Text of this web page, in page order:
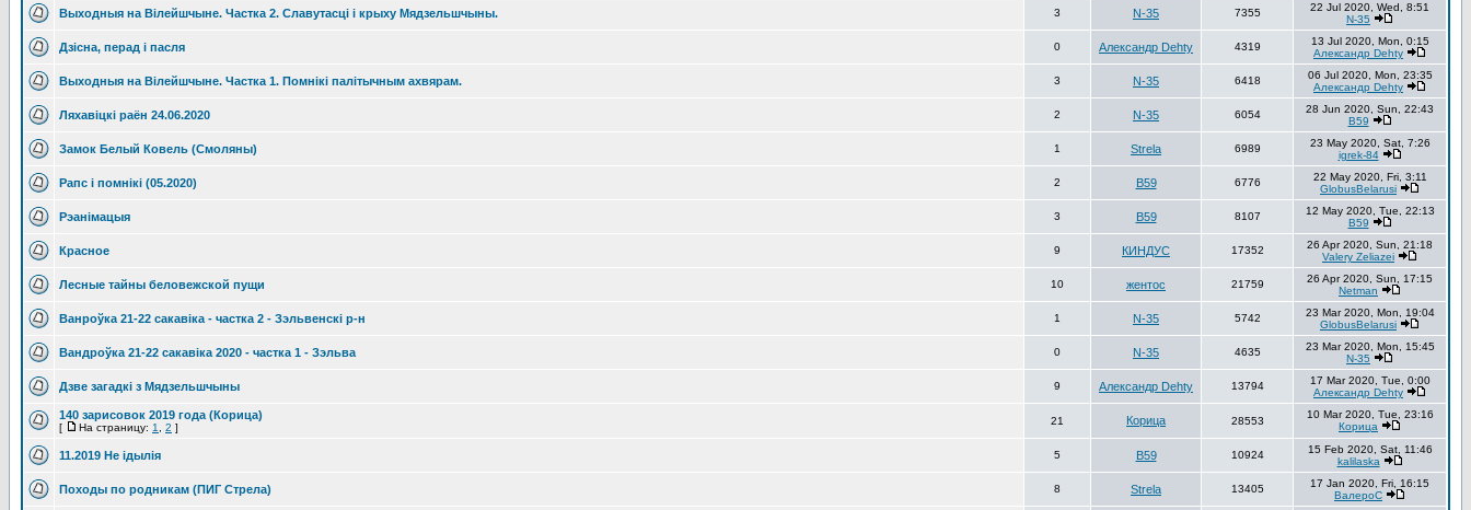
Выходныя на Вілейшчыне. Частка 2. Славутасці і крыху Мядзельшчыны. 3 N-35 7355
22 Jul 2020, Wed, 8:51
N-35
Дзісна, перад і пасля 0 Александр Dehty 4319
13 Jul 2020, Mon, 0:15
Александр Dehty
Выходныя на Вілейшчыне. Частка 1. Помнікі палітычным ахвярам. 3 N-35 6418
06 Jul 2020, Mon, 23:35
Александр Dehty
Ляхавіцкі раён 24.06.2020 2 N-35 6054
28 Jun 2020, Sun, 22:43
В59
Замок Белый Ковель (Смоляны) 1 Strela 6989
23 May 2020, Sat, 7:26
igrek-84
Рапс і помнікі (05.2020) 2 В59 6776
22 May 2020, Fri, 3:11
GlobusBelarusi
Рэанімацыя 3 В59 8107
12 May 2020, Tue, 22:13
В59
Красное 9 КИНДУС 17352
26 Apr 2020, Sun, 21:18
Valery Zeliazei
Лесные тайны беловежской пущи 10 жентос 21759
26 Apr 2020, Sun, 17:15
Netman
Ванроўка 21-22 сакавіка - частка 2 - Зэльвенскі р-н 1 N-35 5742
23 Mar 2020, Mon, 19:04
GlobusBelarusi
Вандроўка 21-22 сакавіка 2020 - частка 1 - Зэльва 0 N-35 4635
23 Mar 2020, Mon, 15:45
N-35
Дзве загадкі з Мядзельшчыны 9 Александр Dehty 13794
17 Mar 2020, Tue, 0:00
Александр Dehty
140 зарисовок 2019 года (Корица)
[ На страницу: 1 2 ]
21 Корица 28553
10 Mar 2020, Tue, 23:16
Корица
11.2019 Не ідылія 5 В59 10924
15 Feb 2020, Sat, 11:46
kalilaska
Походы по родникам (ПИГ Стрела) 8 Strela 13405
17 Jan 2020, Fri, 16:15
ВалероС